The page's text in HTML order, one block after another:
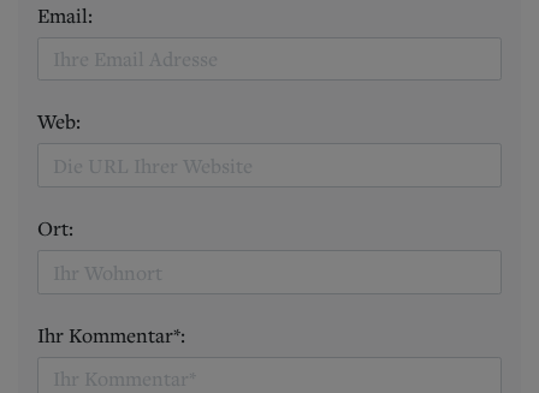
Email:
Web:
Ort:
Ihr Kommentar*: